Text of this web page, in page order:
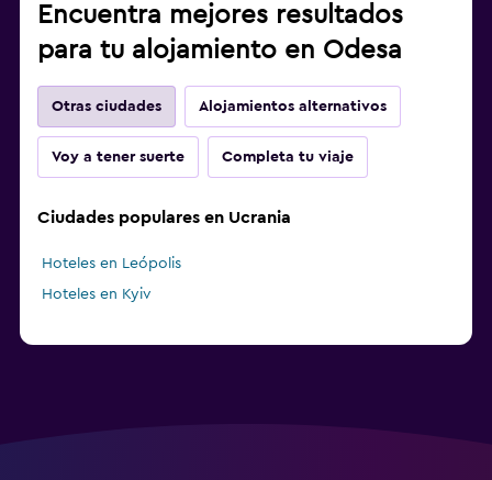
Encuentra mejores resultados
para tu alojamiento en Odesa
Otras ciudades Alojamientos alternativos
Voy a tener suerte Completa tu viaje
Ciudades populares en Ucrania
Hoteles en Leópolis
Hoteles en Kyiv